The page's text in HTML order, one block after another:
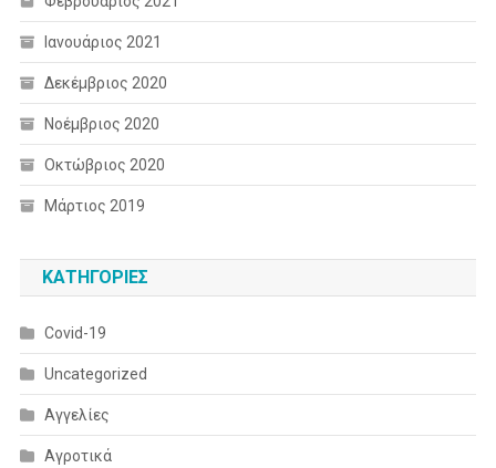
Ιανουάριος 2021
Δεκέμβριος 2020
Νοέμβριος 2020
Οκτώβριος 2020
Μάρτιος 2019
KΑΤΗΓΟΡΊΕΣ
Covid-19
Uncategorized
Αγγελίες
Αγροτικά